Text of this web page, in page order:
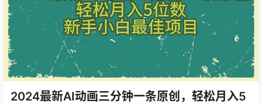
2024最新AI动画三分钟一条原创，轻松月入5